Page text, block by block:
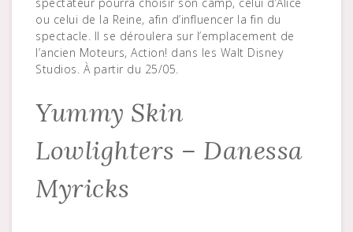
ou celui de la Reine, afin d’influencer la fin du
spectacle. Il se déroulera sur l’emplacement de
l’ancien Moteurs, Action! dans les Walt Disney
Studios. À partir du 25/05.
Yummy Skin
Lowlighters – Danessa
Myricks